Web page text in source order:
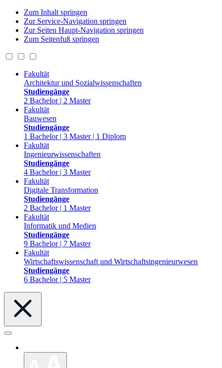
Zum Inhalt springen
Zur Service-Navigation springen
Zur Seiten Haupt-Navigation springen
Zum Seitenfuß springen
Fakultät
Architektur und Sozialwissenschaften
Studiengänge
2 Bachelor | 2 Master
Fakultät
Bauwesen
Studiengänge
1 Bachelor | 3 Master | 1 Diplom
Fakultät
Ingenieurwissenschaften
Studiengänge
4 Bachelor | 3 Master
Fakultät
Digitale Transformation
Studiengänge
2 Bachelor | 1 Master
Fakultät
Informatik und Medien
Studiengänge
9 Bachelor | 7 Master
Fakultät
Wirtschaftswissenschaft und Wirtschaftsingenieurwesen
Studiengänge
6 Bachelor | 5 Master